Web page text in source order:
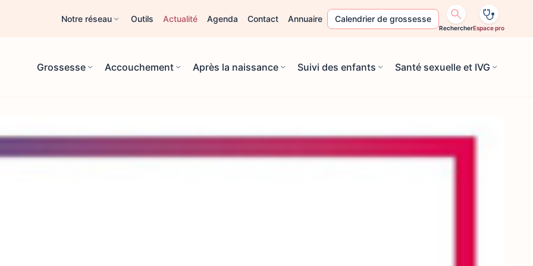
Notre réseau Outils Actualité Agenda Contact Annuaire Calendrier de grossesse
RechercherEspace pro
Grossesse Accouchement Après la naissance Suivi des enfants Santé sexuelle et IVG